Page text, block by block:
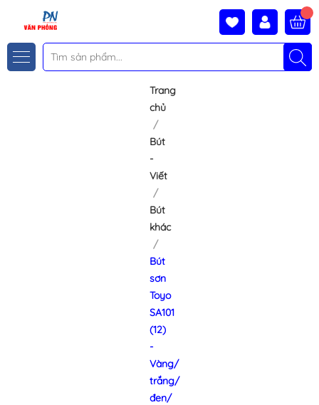
Trang
chủ
Bút
-
Viết
Bút
khác
Bút
sơn
Toyo
SA101
(12)
-
Vàng/
trắng/
đen/